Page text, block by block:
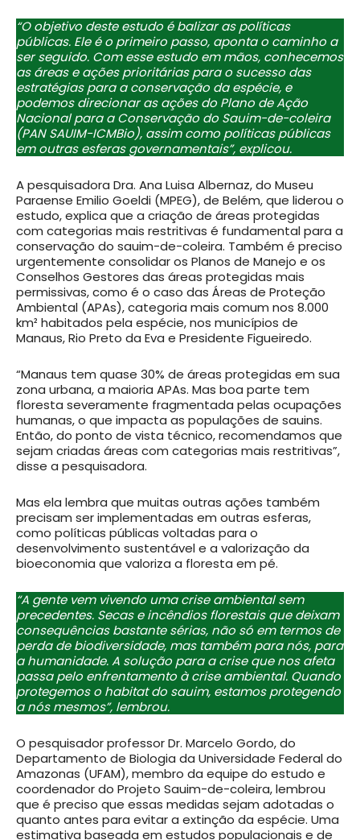
“O objetivo deste estudo é balizar as políticas
públicas. Ele é o primeiro passo, aponta o caminho a
ser seguido. Com esse estudo em mãos, conhecemos
as áreas e ações prioritárias para o sucesso das
estratégias para a conservação da espécie, e
podemos direcionar as ações do Plano de Ação
Nacional para a Conservação do Sauim-de-coleira
(PAN SAUIM-ICMBio), assim como políticas públicas
em outras esferas governamentais”, explicou.
A pesquisadora Dra. Ana Luisa Albernaz, do Museu
Paraense Emilio Goeldi (MPEG), de Belém, que liderou o
estudo, explica que a criação de áreas protegidas
com categorias mais restritivas é fundamental para a
conservação do sauim-de-coleira. Também é preciso
urgentemente consolidar os Planos de Manejo e os
Conselhos Gestores das áreas protegidas mais
permissivas, como é o caso das Áreas de Proteção
Ambiental (APAs), categoria mais comum nos 8.000
km² habitados pela espécie, nos municípios de
Manaus, Rio Preto da Eva e Presidente Figueiredo.
“Manaus tem quase 30% de áreas protegidas em sua
zona urbana, a maioria APAs. Mas boa parte tem
floresta severamente fragmentada pelas ocupações
humanas, o que impacta as populações de sauins.
Então, do ponto de vista técnico, recomendamos que
sejam criadas áreas com categorias mais restritivas”,
disse a pesquisadora.
Mas ela lembra que muitas outras ações também
precisam ser implementadas em outras esferas,
como políticas públicas voltadas para o
desenvolvimento sustentável e a valorização da
bioeconomia que valoriza a floresta em pé.
“A gente vem vivendo uma crise ambiental sem
precedentes. Secas e incêndios florestais que deixam
consequências bastante sérias, não só em termos de
perda de biodiversidade, mas também para nós, para
a humanidade. A solução para a crise que nos afeta
passa pelo enfrentamento à crise ambiental. Quando
protegemos o habitat do sauim, estamos protegendo
a nós mesmos”, lembrou.
O pesquisador professor Dr. Marcelo Gordo, do
Departamento de Biologia da Universidade Federal do
Amazonas (UFAM), membro da equipe do estudo e
coordenador do Projeto Sauim-de-coleira, lembrou
que é preciso que essas medidas sejam adotadas o
quanto antes para evitar a extinção da espécie. Uma
estimativa baseada em estudos populacionais e de